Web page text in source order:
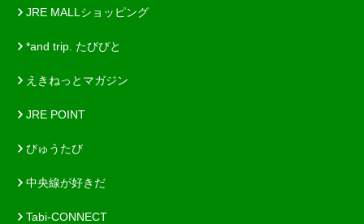
JRE MALLショッピング
*and trip. たびびと
えきねっとマガジン
JRE POINT
びゅうたび
中央線が好きだ
Tabi-CONNECT